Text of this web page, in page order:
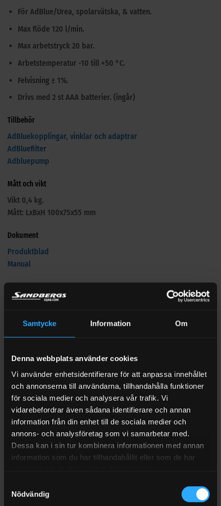
Samtycke Information Om
Denna webbplats använder cookies
Vi använder enhetsidentifierare för att anpassa innehållet
och annonserna till användarna, tillhandahålla funktioner
för sociala medier och analysera vår trafik. Vi
vidarebefordrar även sådana identifierare och annan
information från din enhet till de sociala medier och
annons- och analysföretag som vi samarbetar med.
Dessa kan i sin tur kombinera informationen med annan
information som du har tillhandahållit eller som de har
Nödvändig
För AdBlue/Urea, spolarvätska, & vatten.
Max flöde 120 l/min.
Max arbetstryck 20 bar.
Arbetstemperatur -10 till +50 °C.
Felvisning ± 1%.
Drivs med 2 st AAA batterier. (ingår)
Tillbehör
AdBluekopplingar, vinklar och adaptrar
AdBluefilter
Adbluepump
Mått och vikt
Vikt 0,4 kg.
Mått: LxBxH 100x75x55 mm
Dokument
Produktblad
Manual